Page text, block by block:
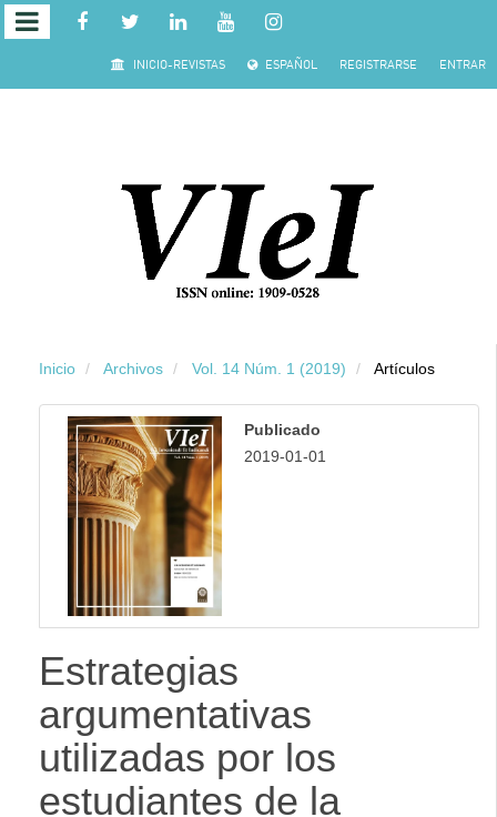
Salto rápido al contenido de la página
Navegación principal
INICIO-REVISTAS ESPAÑOL REGISTRARSE ENTRAR
Inicio Archivos Vol. 14 Núm. 1 (2019) Artículos
Publicado
2019-01-01
Estrategias
argumentativas
utilizadas por los
estudiantes de la